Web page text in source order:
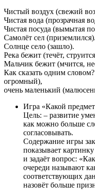
Чистый воздух (свежий
Чистая вода (прозрачная
Чистая посуда (вымытая
Самолёт сел (приземлился).
Солнце село (зашло).
Река бежит (течёт,
Мальчик бежит (мчится,
Как сказать одним
огромный),
очень маленький
Игра «Какой
Цель: – развитие
как можно больше
согласовывать.
Содержание игры
показывает
и задаёт вопрос:
очереди называют
соответствующих
назовёт больше